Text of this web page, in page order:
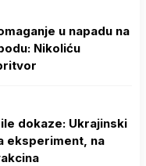
u napadu na
Nikoliću
dokaze: Ukrajinski
eksperiment, na